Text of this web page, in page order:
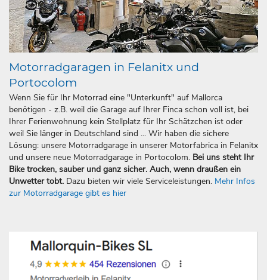
Motorradgaragen in Felanitx und
Portocolom
Wenn Sie für Ihr Motorrad eine "Unterkunft" auf Mallorca
benötigen - z.B. weil die Garage auf Ihrer Finca schon voll ist, bei
Ihrer Ferienwohnung kein Stellplatz für Ihr Schätzchen ist oder
weil Sie länger in Deutschland sind ... Wir haben die sichere
Lösung: unsere Motorradgarage in unserer Motorfabrica in Felanitx
und unsere neue Motorradgarage in Portocolom. Bei uns steht Ihr
Bike trocken, sauber und ganz sicher. Auch, wenn draußen ein
Unwetter tobt. Dazu bieten wir viele Serviceleistungen. Mehr Infos
zur Motorradgarage gibt es hier